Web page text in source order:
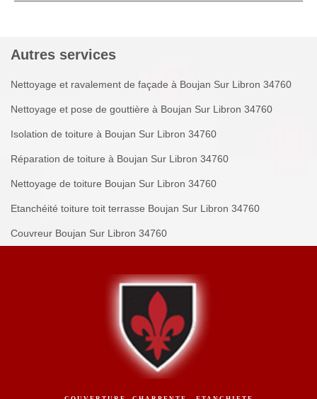
Autres services
Nettoyage et ravalement de façade à Boujan Sur Libron 34760
Nettoyage et pose de gouttière à Boujan Sur Libron 34760
Isolation de toiture à Boujan Sur Libron 34760
Réparation de toiture à Boujan Sur Libron 34760
Nettoyage de toiture Boujan Sur Libron 34760
Etanchéité toiture toit terrasse Boujan Sur Libron 34760
Couvreur Boujan Sur Libron 34760